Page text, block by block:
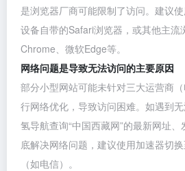
是浏览器厂商可能限制了访问。建议
设备自带的Safari浏览器，或其他主流
Chrome、 微软Edge等。
网络问题是导致无法访问的主要原因
部分小型网站可能未针对三大运营商
行网络优化，导致访问困难。如遇到
氢导航查询“中国西藏网”的最新网址
底解决网络问题，建议使用加速器切
（如电信）。